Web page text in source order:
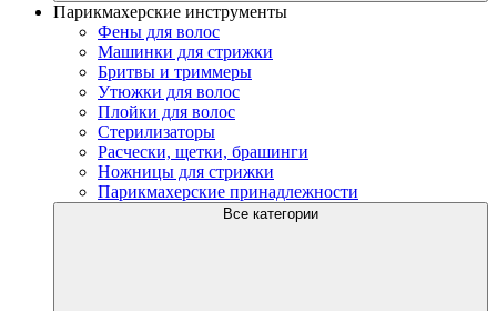
Парикмахерские инструменты
Фены для волос
Машинки для стрижки
Бритвы и триммеры
Утюжки для волос
Плойки для волос
Стерилизаторы
Расчески, щетки, брашинги
Ножницы для стрижки
Парикмахерские принадлежности
Все категории